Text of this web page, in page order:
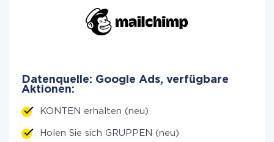
Datenquelle: Google Ads, verfügbare
Aktionen:
KONTEN erhalten (neu)
Holen Sie sich GRUPPEN (neu)